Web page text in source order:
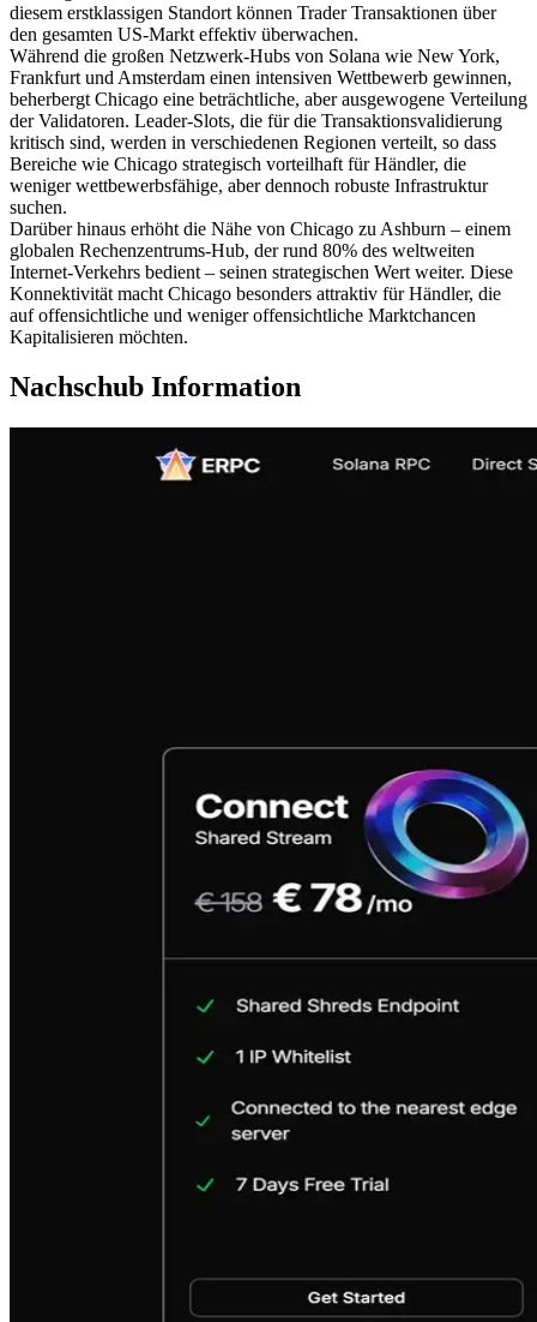
diesem erstklassigen Standort können Trader Transaktionen über
den gesamten US-Markt effektiv überwachen.
Während die großen Netzwerk-Hubs von Solana wie New York,
Frankfurt und Amsterdam einen intensiven Wettbewerb gewinnen,
beherbergt Chicago eine beträchtliche, aber ausgewogene Verteilung
der Validatoren. Leader-Slots, die für die Transaktionsvalidierung
kritisch sind, werden in verschiedenen Regionen verteilt, so dass
Bereiche wie Chicago strategisch vorteilhaft für Händler, die
weniger wettbewerbsfähige, aber dennoch robuste Infrastruktur
suchen.
Darüber hinaus erhöht die Nähe von Chicago zu Ashburn – einem
globalen Rechenzentrums-Hub, der rund 80% des weltweiten
Internet-Verkehrs bedient – seinen strategischen Wert weiter. Diese
Konnektivität macht Chicago besonders attraktiv für Händler, die
auf offensichtliche und weniger offensichtliche Marktchancen
Kapitalisieren möchten.
Nachschub Information